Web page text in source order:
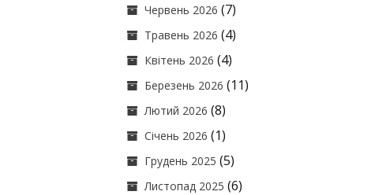
Червень 2026 (7)
Травень 2026 (4)
Квітень 2026 (4)
Березень 2026 (11)
Лютий 2026 (8)
Січень 2026 (1)
Грудень 2025 (5)
Листопад 2025 (6)